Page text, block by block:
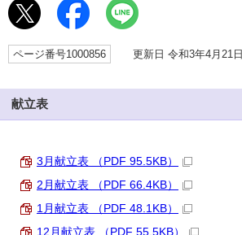
ページ番号1000856 更新日 令和3年4月21日
献立表
3月献立表 （PDF 95.5KB）
2月献立表 （PDF 66.4KB）
1月献立表 （PDF 48.1KB）
12月献立表 （PDF 55.5KB）